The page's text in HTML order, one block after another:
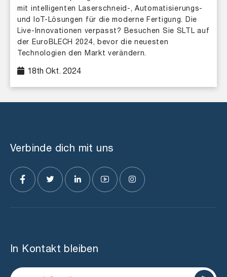
mit intelligenten Laserschneid-, Automatisierungs-
und IoT-Lösungen für die moderne Fertigung. Die
Live-Innovationen verpasst? Besuchen Sie SLTL auf
der EuroBLECH 2024, bevor die neuesten
Technologien den Markt verändern.
18th Okt. 2024
Verbinde dich mit uns
In Kontakt bleiben